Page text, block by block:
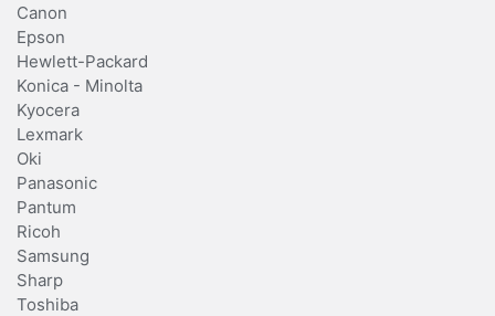
Canon
Epson
Hewlett-Packard
Konica - Minolta
Kyocera
Lexmark
Oki
Panasonic
Pantum
Ricoh
Samsung
Sharp
Toshiba